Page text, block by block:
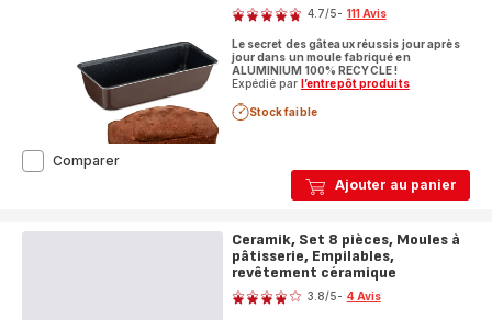
Ajouter au panier
4.7/5- 111 Avis
Le secret des gâteaux réussis jour après
jour dans un moule fabriqué en
ALUMINIUM 100% RECYCLE !
Expédié par l’entrepôt produits
Stock faible
ComparerPerfectbake
26cm
Ceramik, Set 8 pièces, Moules à
pâtisserie, Empilables,
revêtement céramique
Note
3.8/5- 4 Avis